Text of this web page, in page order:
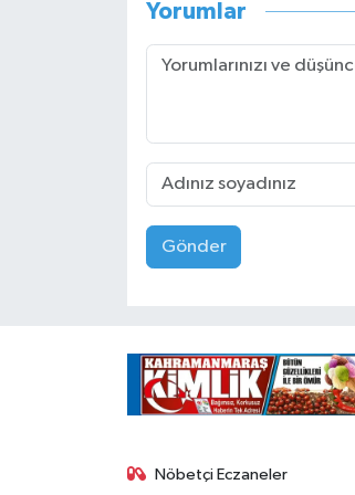
Yorumlar
Gönder
Nöbetçi Eczaneler